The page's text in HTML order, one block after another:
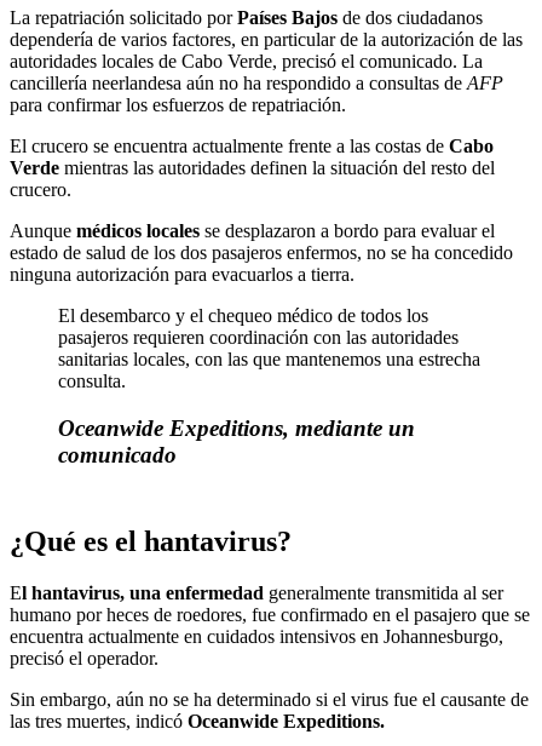
La repatriación solicitado porPaíses Bajos de dos ciudadanos
dependería de varios factores, en particular de la autorización de las
autoridades locales de Cabo Verde, precisó el comunicado. La
cancillería neerlandesa aún no ha respondido a consultas de AFP
para confirmar los esfuerzos de repatriación.
El crucero se encuentra actualmente frente a las costas de Cabo
Verde mientras las autoridades definen la situación del resto del
crucero.
Aunque médicos locales se desplazaron a bordo para evaluar el
estado de salud de los dos pasajeros enfermos, no se ha concedido
ninguna autorización para evacuarlos a tierra.
El desembarco y el chequeo médico de todos los
pasajeros requieren coordinación con las autoridades
sanitarias locales, con las que mantenemos una estrecha
consulta.
Oceanwide Expeditions, mediante un
comunicado
¿Qué es el hantavirus?
El hantavirus, una enfermedad generalmente transmitida al ser
humano por heces de roedores, fue confirmado en el pasajero que se
encuentra actualmente en cuidados intensivos en Johannesburgo,
precisó el operador.
Sin embargo, aún no se ha determinado si el virus fue el causante de
las tres muertes, indicó Oceanwide Expeditions.